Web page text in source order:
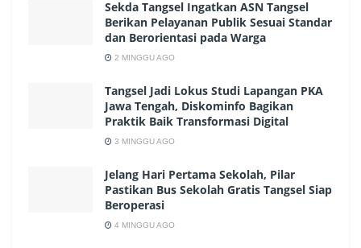
Sekda Tangsel Ingatkan ASN Tangsel
Berikan Pelayanan Publik Sesuai Standar
dan Berorientasi pada Warga
2 MINGGU AGO
Tangsel Jadi Lokus Studi Lapangan PKA
Jawa Tengah, Diskominfo Bagikan
Praktik Baik Transformasi Digital
3 MINGGU AGO
Jelang Hari Pertama Sekolah, Pilar
Pastikan Bus Sekolah Gratis Tangsel Siap
Beroperasi
4 MINGGU AGO